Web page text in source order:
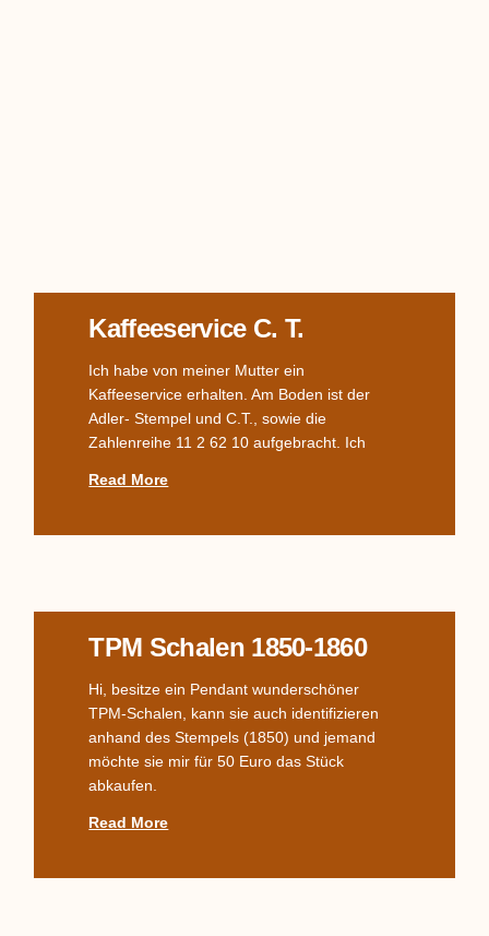
Kaffeeservice C. T.
Ich habe von meiner Mutter ein
Kaffeeservice erhalten. Am Boden ist der
Adler- Stempel und C.T., sowie die
Zahlenreihe 11 2 62 10 aufgebracht. Ich
Read More
TPM Schalen 1850-1860
Hi, besitze ein Pendant wunderschöner
TPM-Schalen, kann sie auch identifizieren
anhand des Stempels (1850) und jemand
möchte sie mir für 50 Euro das Stück
abkaufen.
Read More